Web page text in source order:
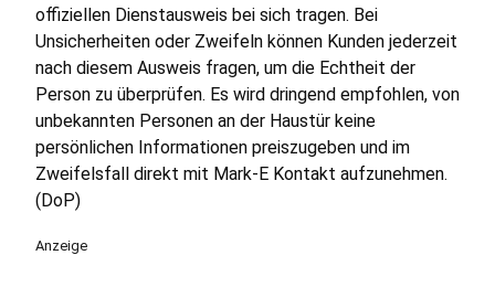
offiziellen Dienstausweis bei sich tragen. Bei
Unsicherheiten oder Zweifeln können Kunden jederzeit
nach diesem Ausweis fragen, um die Echtheit der
Person zu überprüfen. Es wird dringend empfohlen, von
unbekannten Personen an der Haustür keine
persönlichen Informationen preiszugeben und im
Zweifelsfall direkt mit Mark-E Kontakt aufzunehmen.
(DoP)
Anzeige